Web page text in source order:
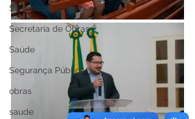
Secretaria da Mulher
Secretaria de Obras
Saúde
Segurança Pública
obras
saude